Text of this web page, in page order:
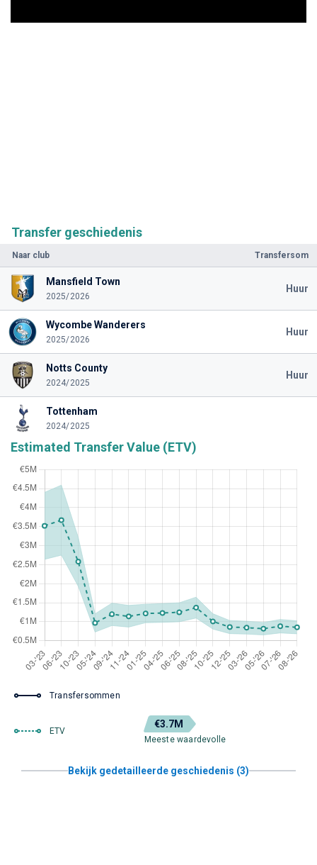
Transfer geschiedenis
Naar club Transfersom
Mansfield Town
2025/2026
Huur
Wycombe Wanderers
2025/2026
Huur
Notts County
2024/2025
Huur
Tottenham
2024/2025
Estimated Transfer Value (ETV)
Transfersommen
ETV
€3.7M
Meeste waardevolle
Bekijk gedetailleerde geschiedenis (3)